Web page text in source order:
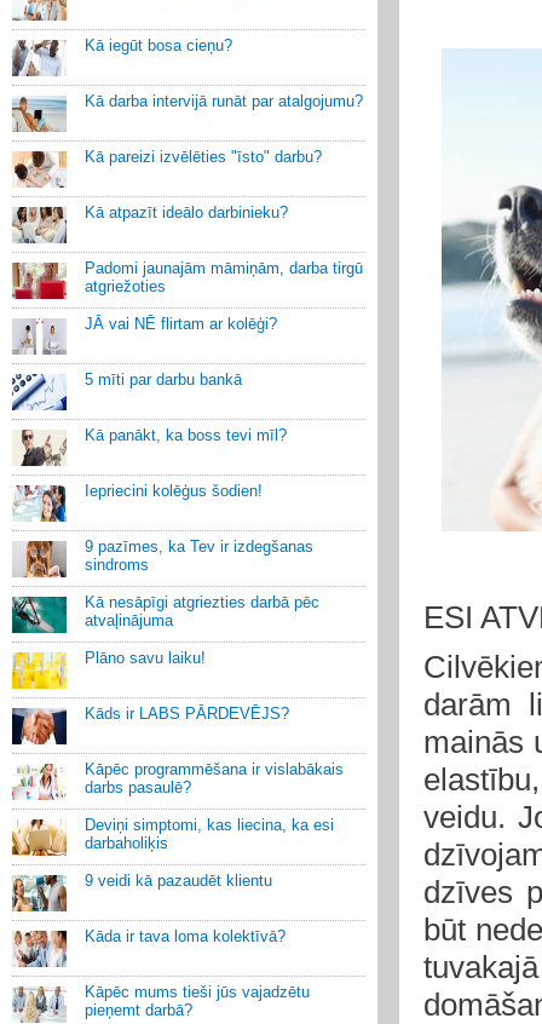
Kā iegūt bosa cieņu?
Kā darba intervijā runāt par atalgojumu?
Kā pareizi izvēlēties "īsto" darbu?
Kā atpazīt ideālo darbinieku?
Padomi jaunajām māmiņām, darba tirgū
atgriežoties
JĀ vai NĒ flirtam ar kolēģi?
5 mīti par darbu bankā
Kā panākt, ka boss tevi mīl?
Iepriecini kolēģus šodien!
9 pazīmes, ka Tev ir izdegšanas
sindroms
Kā nesāpīgi atgriezties darbā pēc
atvaļinājuma
Plāno savu laiku!
Kāds ir LABS PĀRDEVĒJS?
Kāpēc programmēšana ir vislabākais
darbs pasaulē?
Deviņi simptomi, kas liecina, ka esi
darbaholiķis
9 veidi kā pazaudēt klientu
Kāda ir tava loma kolektīvā?
Kāpēc mums tieši jūs vajadzētu
pieņemt darbā?
ESI
darām
mainās
veidu.
dzīves
būt